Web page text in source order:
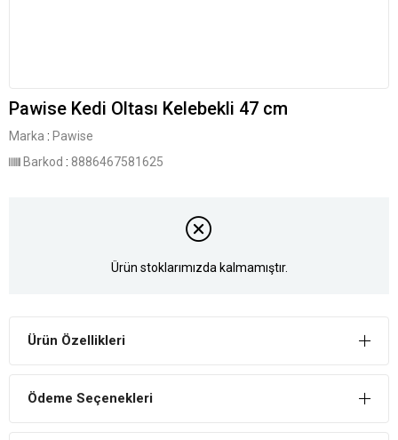
Pawise Kedi Oltası Kelebekli 47 cm
Marka : Pawise
Barkod : 8886467581625
Ürün stoklarımızda kalmamıştır.
Ürün Özellikleri
Ödeme Seçenekleri